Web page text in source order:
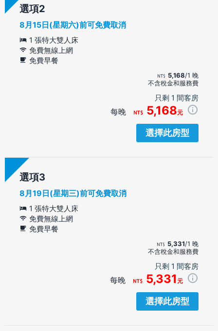
選項
8月15日(星期六)前可免費取消
1 張特大雙人床
免費無線上網
免費早餐
5,168/1 晚
不含稅金和服務費
只剩 1 間客房
每晚 5,168元
選擇此房型
選項
8月19日(星期三)前可免費取消
1 張特大雙人床
免費無線上網
免費早餐
5,331/1 晚
不含稅金和服務費
只剩 1 間客房
每晚 5,331 元
選擇此房型